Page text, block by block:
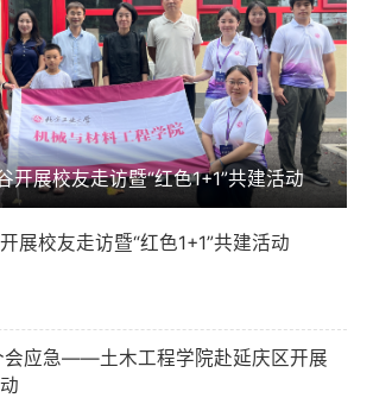
开展校友走访暨“红色1+1”共建活动
展校友走访暨“红色1+1”共建活动
会应急——土木工程学院赴延庆区开展